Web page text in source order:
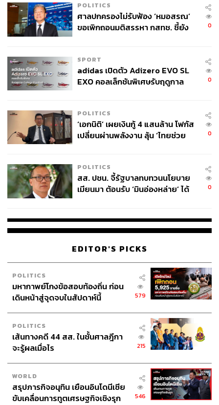
TAGS: การลงทุน การเงิน
ธนาคารกลางสหรัฐฯ (Fed)
หุ้น
สหรัฐอเมริกา
20
THE STANDARD WEALTH
สำนักข่าวเศรษฐกิจ ธุรกิจ และการลงทุน โดย
ทีมข่าว THE STANDARD
POLITICS
ศาลปกครองไม่รับฟ้อง ‘หมอสรณ’
ขอเพิกถอนมติสรรหา กสทช. ชี้ยัง
0
SPORT
adidas เปิดตัว Adizero EVO SL
EXO คอลเล็กชันพิเศษรับฤดูกาล
0
POLITICS
‘เอกนิติ’ เผยเงินกู้ 4 แสนล้าน โฟกัส
เปลี่ยนผ่านพลังงาน ลุ้น ‘ไทยช่วย
0
POLITICS
สส. ปชน. จี้รัฐบาลทบทวนนโยบาย
เมียนมา ต้อนรับ ‘มินอ่องหล่าย’ ได้
0
EDITOR'S PICKS
POLITICS
มหากาพย์โกงข้อสอบท้องถิ่น ก่อน
เดินหน้าสู่จุดจบในสัปดาห์นี้
579
POLITICS
เส้นทางคดี 44 สส. ในชั้นศาลฎีกา
จะรู้ผลเมื่อไร
215
WORLD
สรุปภารกิจอนุทิน เยือนอินโดนีเซีย
ขับเคลื่อนการทูตเศรษฐกิจเชิงรุก
546